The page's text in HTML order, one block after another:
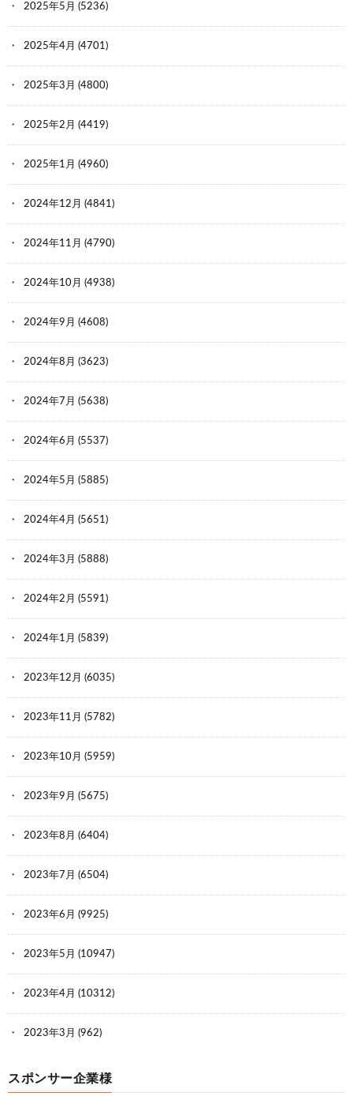
2025年5月 (5236)
2025年4月 (4701)
2025年3月 (4800)
2025年2月 (4419)
2025年1月 (4960)
2024年12月 (4841)
2024年11月 (4790)
2024年10月 (4938)
2024年9月 (4608)
2024年8月 (3623)
2024年7月 (5638)
2024年6月 (5537)
2024年5月 (5885)
2024年4月 (5651)
2024年3月 (5888)
2024年2月 (5591)
2024年1月 (5839)
2023年12月 (6035)
2023年11月 (5782)
2023年10月 (5959)
2023年9月 (5675)
2023年8月 (6404)
2023年7月 (6504)
2023年6月 (9925)
2023年5月 (10947)
2023年4月 (10312)
2023年3月 (962)
スポンサー企業様